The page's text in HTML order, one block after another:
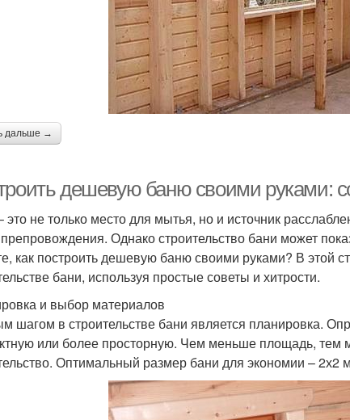
дальше →
дешевую баню своими руками:
это не только место для мытья, но и источник
Однако строительство бани может
как построить дешевую баню своими руками? В этой
бани, используя простые советы и хитрости.
и выбор материалов
шагом в строительстве бани является планировка.
или более просторную. Чем меньше площадь, тем
Оптимальный размер бани для экономии – 2х2